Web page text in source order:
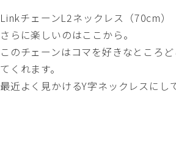
LinkチェーンL2ネックレス（70cm）
さらに楽しいのはここから。
このチェーンはコマを好きなところ
てくれます。
最近よく見かけるY字ネックレスにし